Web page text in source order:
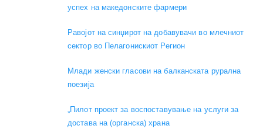
успех на македонските фармери
Равојот на синџирот на добавувачи во млечниот
сектор во Пелагонискиот Регион
Mлади женски гласови на балканската рурална
поезија
„Пилот проект за воспоставување на услуги за
достава на (органска) храна